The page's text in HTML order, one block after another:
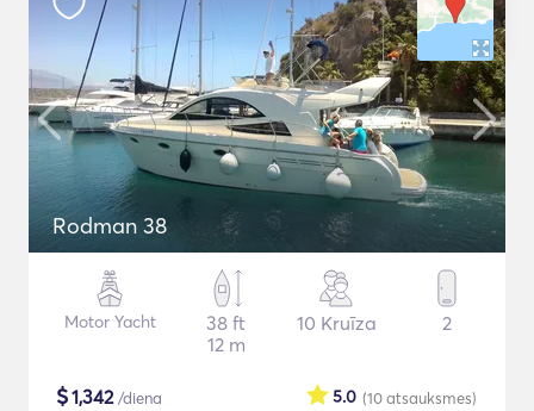
Rodman 38
Motor Yacht
38 ft
12 m
10 Kruīza 2
$1,342/diena (10atsauksmes)
5.0